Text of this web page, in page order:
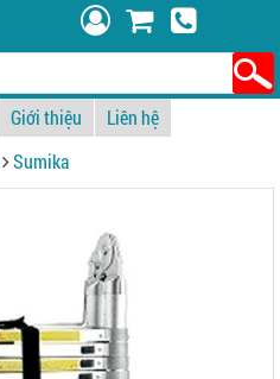
Giới thiệu
Liên hệ
Sumika